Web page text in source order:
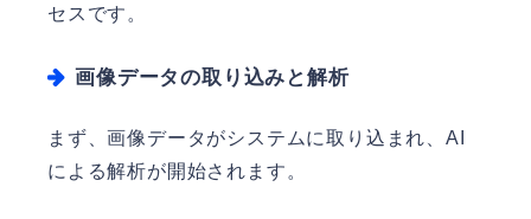
セスです。
画像データの取り込みと解析
まず、画像データがシステムに取り込まれ、AI
による解析が開始されます。